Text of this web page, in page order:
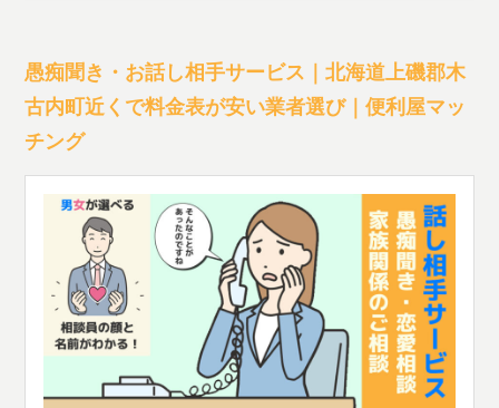
愚痴聞き・お話し相手サービス｜北海道上磯郡木
古内町近くで料金表が安い業者選び｜便利屋マッ
チング